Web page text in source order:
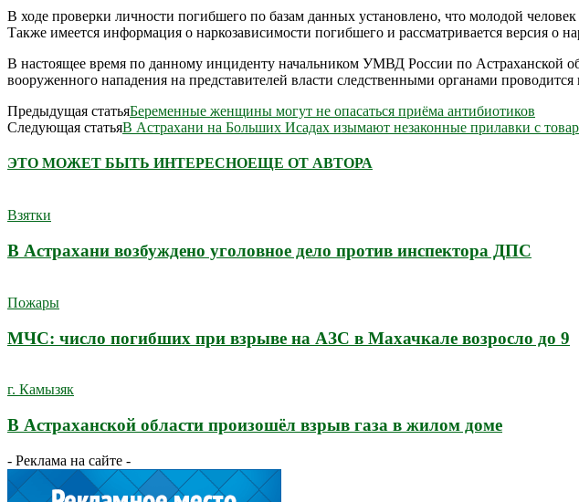
В ходе проверки личности погибшего по базам данных установлено, что молодой
Также имеется информация о наркозависимости погибшего и рассматривается версия о
В настоящее время по данному инциденту начальником УМВД России по Астраханской
вооруженного нападения на представителей власти следственными органами проводится
Предыдущая статьяБеременные женщины могут не опасаться приёма антибиотиков
Следующая статьяВ Астрахани на Больших Исадах изымают незаконные прилавки с
ЭТО МОЖЕТ БЫТЬ ИНТЕРЕСНОЕЩЕ ОТ АВТОРА
Взятки
В Астрахани возбуждено уголовное дело против инспектора ДПС
Пожары
МЧС: число погибших при взрыве на АЗС в Махачкале возросло до 9
г. Камызяк
В Астраханской области произошёл взрыв газа в жилом доме
- Реклама на сайте -